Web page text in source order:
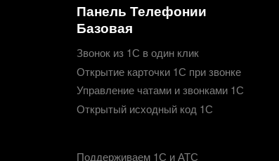
Панель Телефонии
Базовая
Звонок из 1С в один клик
Открытие карточки 1С при звонке
Управление чатами и звонками 1С
Открытый исходный код 1С
Поддерживаем 1С и АТС